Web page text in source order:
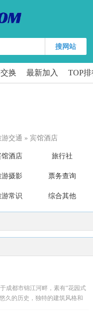
搜网站
换 最新加入 TOP
游交通 » 宾馆酒店
馆酒店 旅行社
游摄影 票务查询
游常识 综合其他
成都市锦江河畔，素有“花园式
久的历史，独特的建筑风格和